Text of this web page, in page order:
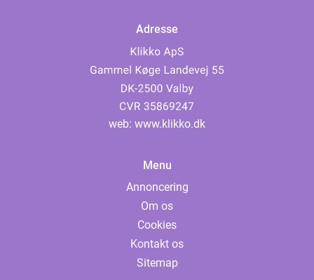
Adresse
web: www.klikko.dk
Menu
Annoncering
Om os
Cookies
Kontakt os
Sitemap